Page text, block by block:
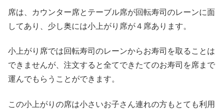
席は、カウンター席とテーブル席が回転寿司のレーンに面
してあり、少し奥には小上がり席が４席あります。
小上がり席では回転寿司のレーンからお寿司を取ることは
できませんが、注文すると全てできたてのお寿司を席まで
運んでもらうことができます。
この小上がりの席は小さいお子さん連れの方もとても利用